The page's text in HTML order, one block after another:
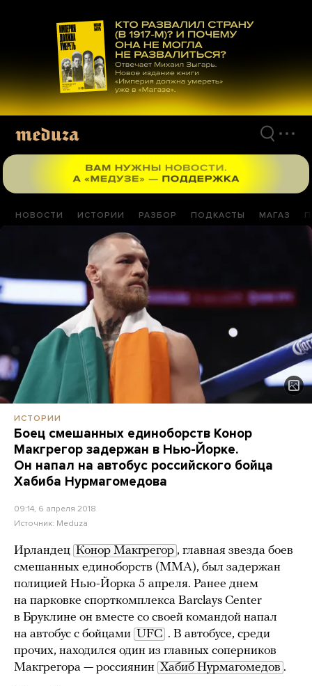
материалам
НОВОСТИ ИСТОРИИ РАЗБОР ПОДКАСТЫ МАГАЗ
ИСТОРИИ
Боец смешанных единоборств Конор
Макгрегор задержан в Нью-Йорке.
Он напал на автобус российского бойца
Хабиба Нурмагомедова
09:14, 6 апреля 2018
Источник: Meduza
Ирландец Конор Макгрегор , главная звезда боев
смешанных единоборств (ММА), был задержан
полицией Нью-Йорка 5 апреля. Ранее днем
на парковке спорткомплекса Barclays Center
в Бруклине он вместе со своей командой напал
на автобус с бойцами UFC . В автобусе, среди
прочих, находился один из главных соперников
Макгрегора — россиянин Хабиб Нурмагомедов .